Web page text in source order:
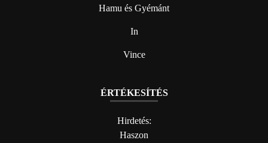
Hamu és Gyémánt
In
Vince
ÉRTÉKESÍTÉS
Hirdetés:
Haszon